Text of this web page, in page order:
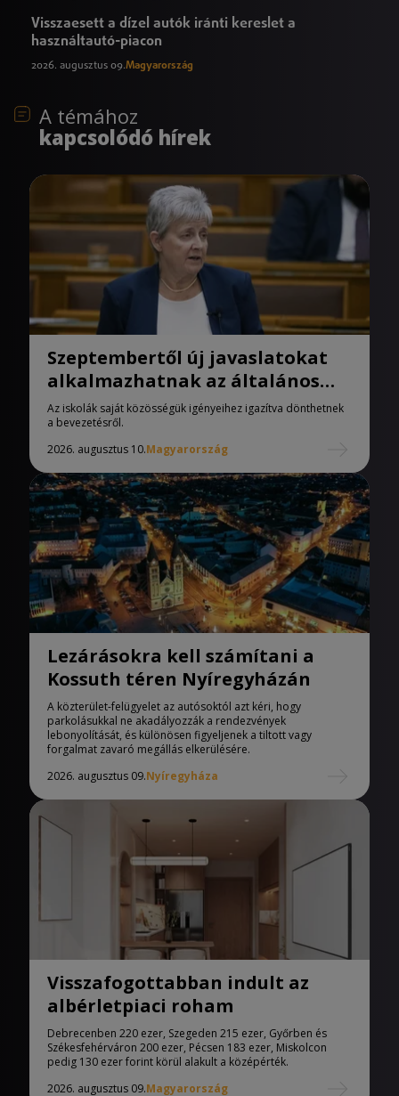
Visszaesett a dízel autók iránti kereslet a
használtautó-piacon
2026. augusztus 09.Magyarország
A témához
kapcsolódó hírek
Szeptembertől új javaslatokat
alkalmazhatnak az általános
iskolák
Az iskolák saját közösségük igényeihez igazítva dönthetnek
a bevezetésről.
2026. augusztus 10.Magyarország
Lezárásokra kell számítani a
Kossuth téren Nyíregyházán
A közterület-felügyelet az autósoktól azt kéri, hogy
parkolásukkal ne akadályozzák a rendezvények
lebonyolítását, és különösen figyeljenek a tiltott vagy
forgalmat zavaró megállás elkerülésére.
2026. augusztus 09.Nyíregyháza
Visszafogottabban indult az
albérletpiaci roham
Debrecenben 220 ezer, Szegeden 215 ezer, Győrben és
Székesfehérváron 200 ezer, Pécsen 183 ezer, Miskolcon
pedig 130 ezer forint körül alakult a középérték.
2026. augusztus 09.Magyarország